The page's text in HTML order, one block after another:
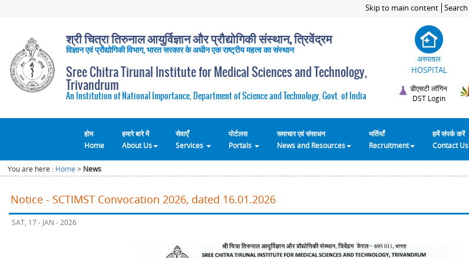
Skip to main content Search
श्री चित्रा तिरुनाल आयुर्विज्ञान और प्रौद्योगिकी संस्थान, त्रिवेंद्रम
विज्ञान एवं प्रौद्योगिकी विभाग, भारत सरकार के अधीन एक राष्ट्रीय महत्व का संस्थान
Sree Chitra Tirunal Institute for Medical Sciences and Technology,
Trivandrum
An Institution of National Importance, Department of Science and Technology, Govt. of India
अस्पताल
HOSPITAL
डीएसटी लॉगिन
DST Login
होम
Home
हमारे बारे में
About Us
सेवाएँ
Services
पोर्टलस
Portals
समाचार एवं संसाधन
News and Resources
भर्तियाँ
Recruitment
हमें संपर्क करें
Contact Us
You are here : Home > News
Notice - SCTIMST Convocation 2026, dated 16.01.2026
SAT, 17 - JAN - 2026